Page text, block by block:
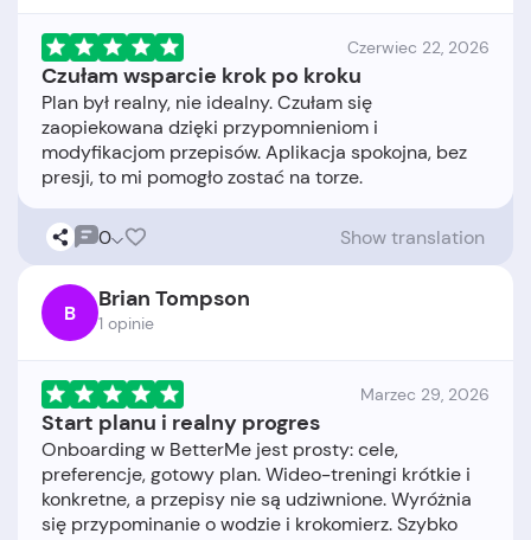
Czerwiec 22, 2026
Czułam wsparcie krok po kroku
Plan był realny, nie idealny. Czułam się
zaopiekowana dzięki przypomnieniom i
modyfikacjom przepisów. Aplikacja spokojna, bez
0 Show translation
B Brian Tompson
1 opinie
Marzec 29, 2026
Start planu i realny progres
Onboarding w BetterMe jest prosty: cele,
preferencje, gotowy plan. Wideo-treningi krótkie i
konkretne, a przepisy nie są udziwnione. Wyróżnia
się przypominanie o wodzie i krokomierz. Szybko